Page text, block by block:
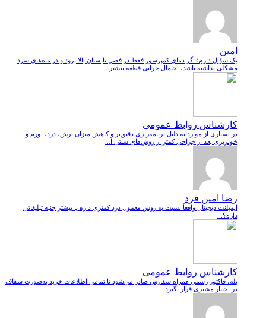
امین
یک سؤال دارم؛ اگر دمای کمپرسور فقط در فصل تابستان بالا برود و در ماه‌های سرد
مشکلی نداشته باشد، احتمال خرابی قطعه بیشتر...
کارشناس روابط عمومی
در بسیاری از موارد به دلیل برنامه‌ریزی دقیق‌تر و کاهش میزان برش، درد، تورم و
خونریزی بعد از جراحی کمتر از روش‌های سنتی ا...
رضا امین فرد
ایمپلنت دیجیتال واقعاً نسبت به روش معمول درد کمتری داره یا بیشتر جنبه تبلیغاتی
داره؟...
کارشناس روابط عمومی
بله، فاکتور رسمی همراه سفارش صادر می‌شود تا تمامی اطلاعات خرید به‌صورت شفاف
در اختیار مشتری قرار بگیرد....